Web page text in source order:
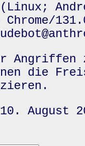
Chrome/
die
August